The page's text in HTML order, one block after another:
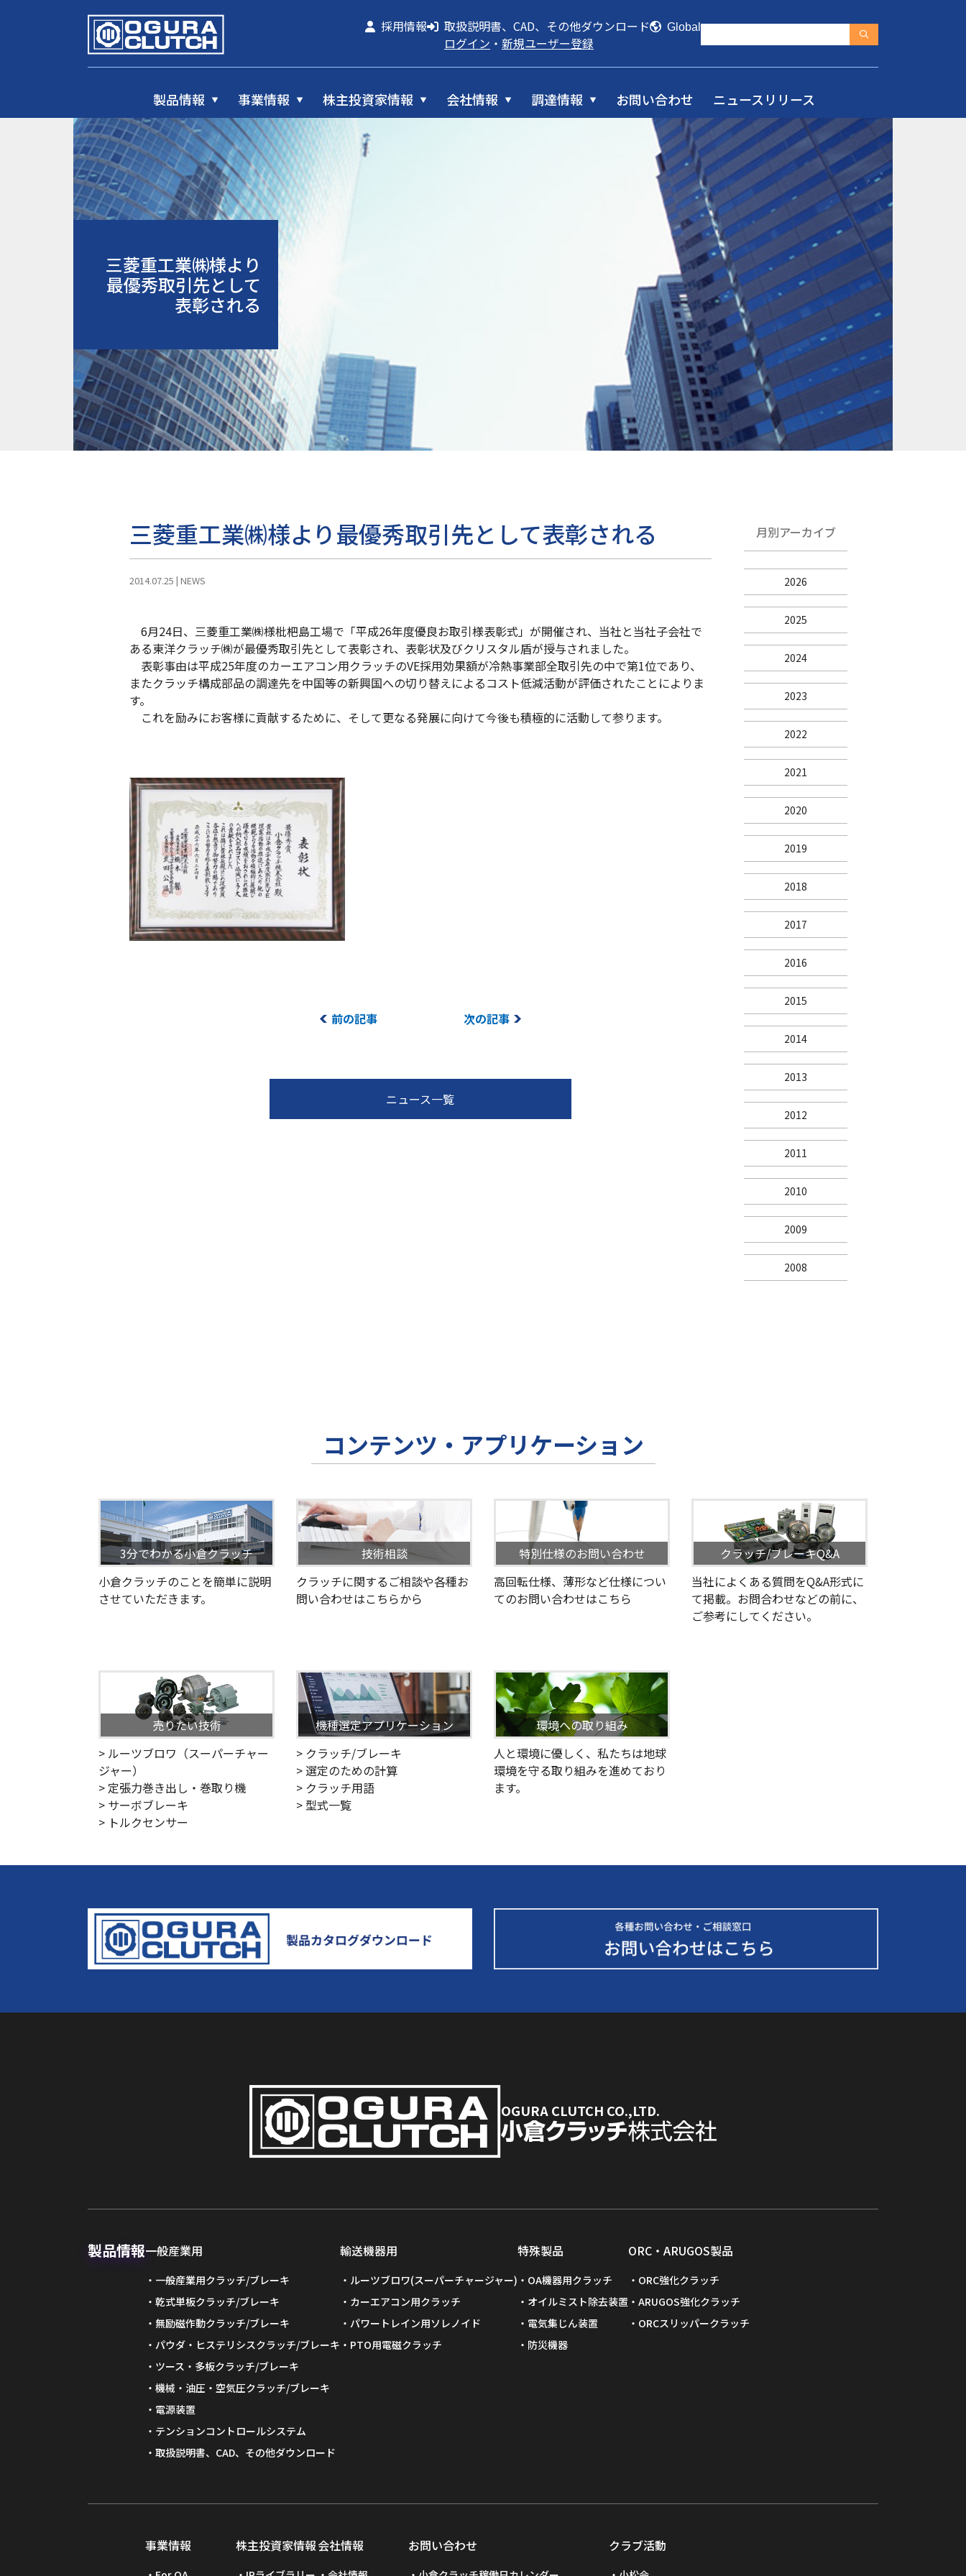
採用情報
取扱説明書、CAD、その他ダウンロード
ログイン ・ 新規ユーザー登録
Global
製品情報 事業情報 株主投資家情報 会社情報 調達情報 お問い合わせ ニュースリリース
三菱重工業㈱様より
最優秀取引先として
表彰される
三菱重工業㈱様より最優秀取引先として表彰される
2014.07.25 | NEWS
6月24日、三菱重工業㈱様枇杷島工場で「平成26年度優良お取引様表彰式」が開催され、当社と当社子会社で
ある東洋クラッチ㈱が最優秀取引先として表彰され、表彰状及びクリスタル盾が授与されました。
表彰事由は平成25年度のカーエアコン用クラッチのVE採用効果額が冷熱事業部全取引先の中で第1位であり、
またクラッチ構成部品の調達先を中国等の新興国への切り替えによるコスト低減活動が評価されたことによりま
す。
これを励みにお客様に貢献するために、そして更なる発展に向けて今後も積極的に活動して参ります。
前の記事 次の記事
ニュース一覧
月別アーカイブ
2026
2025
2024
2023
2022
2021
2020
2019
2018
2017
2016
2015
2014
2013
2012
2011
2010
2009
2008
コンテンツ・アプリケーション
3分でわかる小倉クラッチ
小倉クラッチのことを簡単に説明
させていただきます。
技術相談
クラッチに関するご相談や各種お
問い合わせはこちらから
特別仕様のお問い合わせ
高回転仕様、薄形など仕様につい
てのお問い合わせはこちら
クラッチ/ブレーキQ&A
当社によくある質問をQ&A形式に
て掲載。お問合わせなどの前に、
ご参考にしてください。
売りたい技術
> ルーツブロワ（スーパーチャー
ジャー）
> 定張力巻き出し・巻取り機
> サーボブレーキ
> トルクセンサー
機種選定アプリケーション
> クラッチ/ブレーキ
> 選定のための計算
> クラッチ用語
> 型式一覧
環境への取り組み
人と環境に優しく、私たちは地球
環境を守る取り組みを進めており
ます。
OGURA CLUTCH CO.,LTD.
製品情報一般産業用
一般産業用クラッチ/ブレーキ
乾式単板クラッチ/ブレーキ
無励磁作動クラッチ/ブレーキ
パウダ・ヒステリシスクラッチ/ブレーキ
ツース・多板クラッチ/ブレーキ
機械・油圧・空気圧クラッチ/ブレーキ
電源装置
テンションコントロールシステム
取扱説明書、CAD、その他ダウンロード
輸送機器用
ルーツブロワ(スーパーチャージャー)
カーエアコン用クラッチ
パワートレイン用ソレノイド
PTO用電磁クラッチ
特殊製品
OA機器用クラッチ
オイルミスト除去装置
電気集じん装置
防災機器
ORC・ARUGOS製品
ORC強化クラッチ
ARUGOS強化クラッチ
ORCスリッパークラッチ
事業情報 株主投資家情報会社情報 お問い合わせ クラブ活動